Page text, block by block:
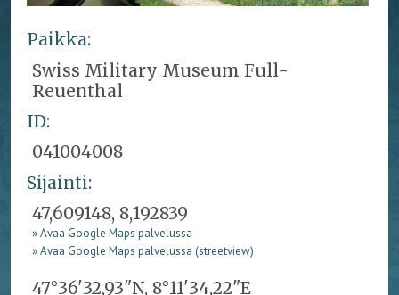
Paikka:
Swiss Military Museum Full-
Reuenthal
ID:
041004008
Sijainti:
47,609148, 8,192839
» Avaa Google Maps palvelussa
» Avaa Google Maps palvelussa (streetview)
47°36'32,93"N, 8°11'34,22"E